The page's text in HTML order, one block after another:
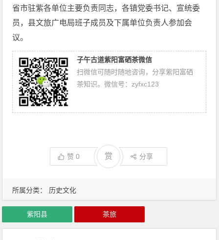
所属分类： 历史文化
省市驻紫各单位主要负责同志，各镇党委书记、宣统委
员，县文旅广电局班子成员及下属单位负责人参加会
议。
子午古道紫阳富硒茶微信
扫微信可随时随地咨询，分享紫阳富硒
茶知识。微信号：zyfxc123
赞0 赏 分享
紫阳县 茶旅